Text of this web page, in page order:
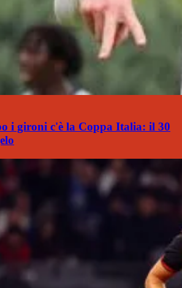
i gironi c'è la Coppa Italia: il 30